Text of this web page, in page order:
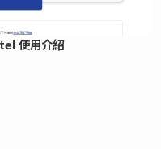
使用介紹